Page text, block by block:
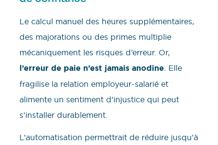
Le calcul manuel des heures supplémentaires,
des majorations ou des primes multiplie
mécaniquement les risques d’erreur. Or,
l’erreur de paie n’est jamais anodine. Elle
fragilise la relation employeur-salarié et
alimente un sentiment d’injustice qui peut
s’installer durablement.
L’automatisation permettrait de réduire jusqu’à